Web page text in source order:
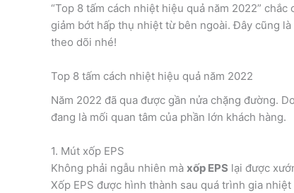
“Top 8 tấm cách nhiệt hiệu quả năm 2022”
giảm bớt hấp thụ nhiệt từ bên ngoài. Đây cũng
theo dõi nhé!
Top 8 tấm cách nhiệt hiệu quả năm 2022
Năm 2022 đã qua được gần nửa chặng đường.
đang là mối quan tâm của phần lớn khách hàng.
1. Mút xốp EPS
Không phải ngẫu nhiên mà xốp EPS lại được
Xốp EPS được hình thành sau quá trình gia